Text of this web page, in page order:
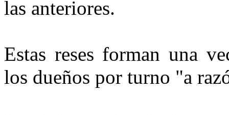
las anteriores.
Estas reses forman una
los dueños por turno "a